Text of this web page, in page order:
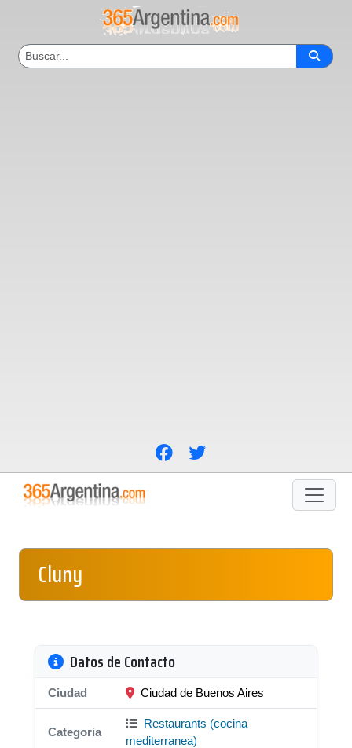
Cluny
Datos de Contacto
Ciudad Ciudad de Buenos Aires
Categoria
Restaurants (cocina
mediterranea)